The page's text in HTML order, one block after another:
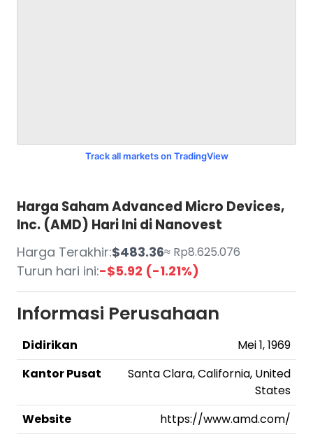
Track all markets on TradingView
Harga Saham Advanced Micro Devices,
Inc. (AMD) Hari Ini di Nanovest
Harga Terakhir:$483.36≈ Rp8.625.076
Turun hari ini:-$5.92 (-1.21%)
Informasi Perusahaan
Didirikan
Mei 1, 1969
Kantor Pusat
Santa Clara, California, United
States
Website
https://www.amd.com/